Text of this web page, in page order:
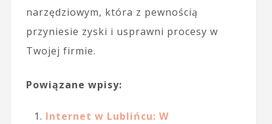
narzędziowym, która z pewnością
przyniesie zyski i usprawni procesy w
Twojej firmie.
Powiązane wpisy:
Internet w Lublińcu: W